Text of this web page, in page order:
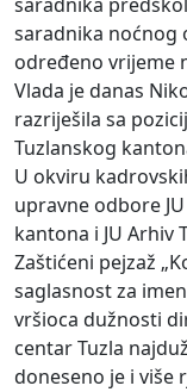
saradnika noćnog
određeno vrijeme
Vlada je danas
razriješila sa
Tuzlanskog
U okviru
upravne odbore
kantona i JU Arhiv
Zaštićeni pejzaž
saglasnost za
vršioca dužnosti
centar Tuzla
doneseno je i više